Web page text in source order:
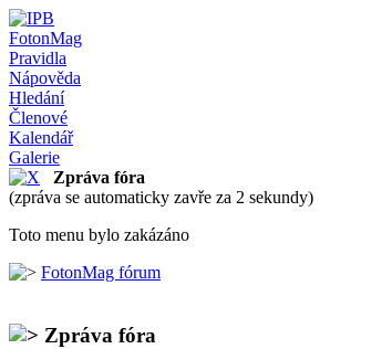
FotonMag
Pravidla
Nápověda
Hledání
Členové
Kalendář
Galerie
Zpráva fóra
(zpráva se automaticky zavře za 2 sekundy)
Toto menu bylo zakázáno
FotonMag fórum
Zpráva fóra